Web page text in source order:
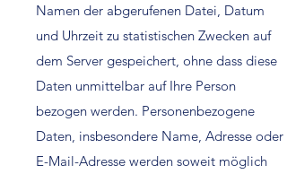
Namen der abgerufenen Datei, Datum
und Uhrzeit zu statistischen Zwecken auf
dem Server gespeichert, ohne dass diese
Daten unmittelbar auf Ihre Person
bezogen werden. Personenbezogene
Daten, insbesondere Name, Adresse oder
E-Mail-Adresse werden soweit möglich